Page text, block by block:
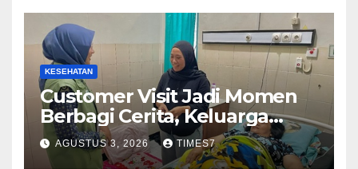
KESEHATAN
Customer Visit Jadi Momen
Berbagi Cerita, Keluarga
Nurhayati Rasakan Manfaat
NyataProgram JKN
AGUSTUS 3, 2026 TIMES7